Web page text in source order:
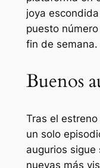
joya
puesto
fin de semana.
Buenos
Tras el
un solo
augurios sigue
nuevas más